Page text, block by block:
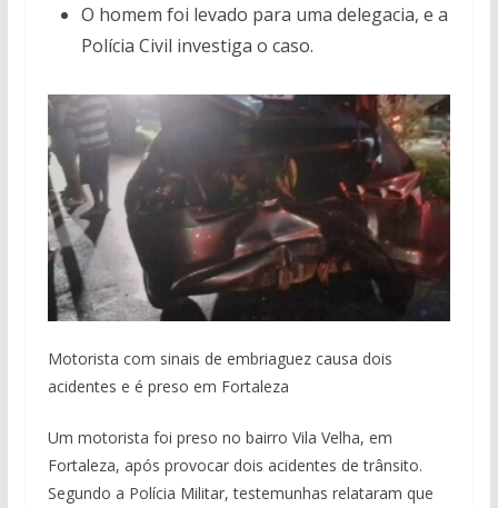
O homem foi levado para uma delegacia, e a
Polícia Civil investiga o caso.
Motorista com sinais de embriaguez causa dois
acidentes e é preso em Fortaleza
Um motorista foi preso no bairro Vila Velha, em
Fortaleza, após provocar dois acidentes de trânsito.
Segundo a Polícia Militar, testemunhas relataram que